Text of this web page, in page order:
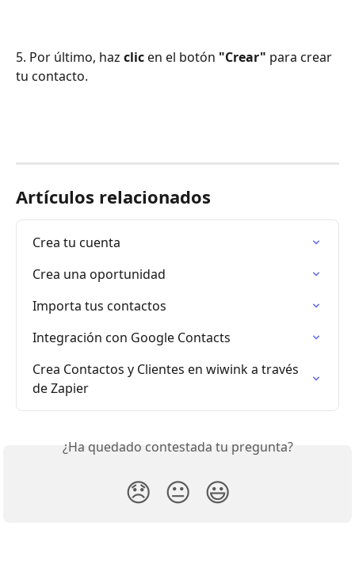
5. Por último, haz clic en el botón "Crear" para crear
tu contacto.
Artículos relacionados
Crea tu cuenta
Crea una oportunidad
Importa tus contactos
Integración con Google Contacts
Crea Contactos y Clientes en wiwink a través
de Zapier
¿Ha quedado contestada tu pregunta?
😞 😐 😃